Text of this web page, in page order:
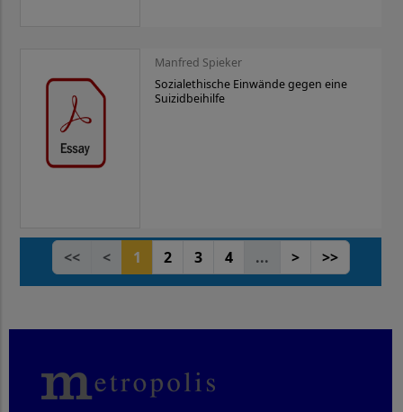
Manfred Spieker
Sozialethische Einwände gegen eine
Suizidbeihilfe
<< < 1 2 3 4 ... > >>